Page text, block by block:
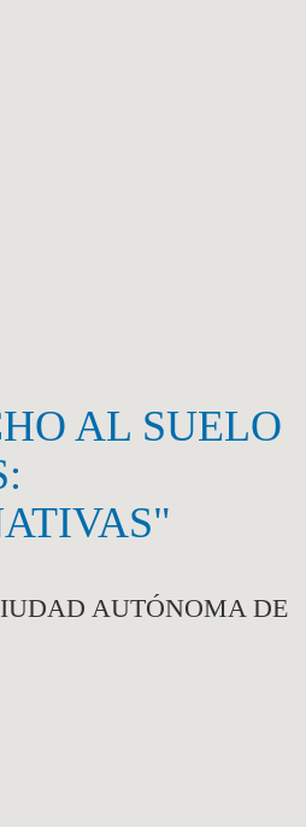
AL SUELO
AUTÓNOMA DE